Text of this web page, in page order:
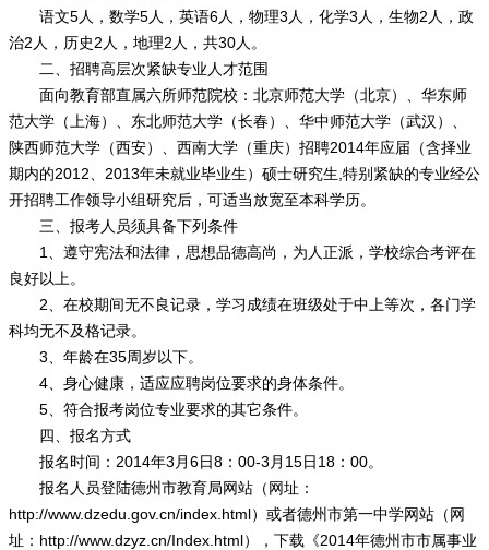
语文5人，数学5人，英语6人，物理3人，化学3人，生物2人，政
治2人，历史2人，地理2人，共30人。
二、招聘高层次紧缺专业人才范围
面向教育部直属六所师范院校：北京师范大学（北京）、华东师
范大学（上海）、东北师范大学（长春）、华中师范大学（武汉）、
陕西师范大学（西安）、西南大学（重庆）招聘2014年应届（含择业
期内的2012、2013年未就业毕业生）硕士研究生,特别紧缺的专业经公
开招聘工作领导小组研究后，可适当放宽至本科学历。
三、报考人员须具备下列条件
1、遵守宪法和法律，思想品德高尚，为人正派，学校综合考评在
良好以上。
2、在校期间无不良记录，学习成绩在班级处于中上等次，各门学
科均无不及格记录。
3、年龄在35周岁以下。
4、身心健康，适应应聘岗位要求的身体条件。
5、符合报考岗位专业要求的其它条件。
四、报名方式
报名时间：2014年3月6日8：00-3月15日18：00。
报名人员登陆德州市教育局网站（网址：
http://www.dzedu.gov.cn/index.html）或者德州市第一中学网站（网
址：http://www.dzyz.cn/Index.html），下载《2014年德州市市属事业